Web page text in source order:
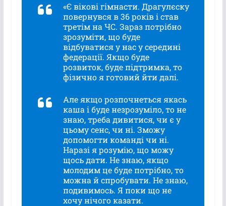
«Є вікові гімнасти. Драгулєску
повернувся в 36 років і став
третім на ЧС. Зараз потрібно
зрозуміти, що буде
відбуватися у нас у середині
федерації. Якщо буде
розвиток, буде підтримка, то
фізично я готовий йти далі.
Але якщо розпочнеться якась
каша і буде незрозуміло, то не
знаю, треба дивитися, чи є у
цьому сенс, чи ні. Зможу
допомогти команді чи ні.
Наразі я розумію, що можу
щось дати. Не знаю, якщо
молодим це буде потрібно, то
можна й спробувати. Не знаю,
подивимось. Я поки що не
хочу нічого казати.